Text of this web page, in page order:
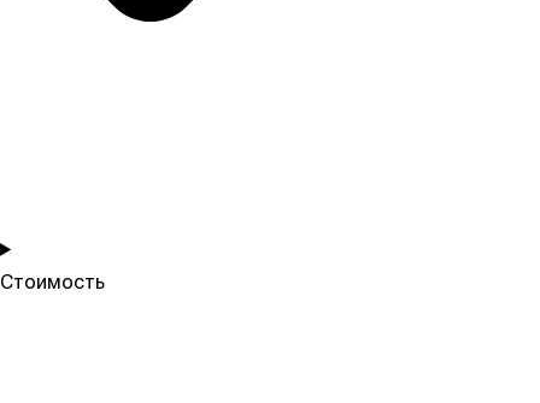
Стоимость